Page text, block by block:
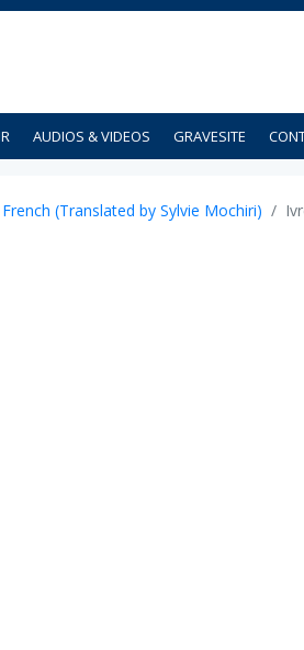
AUDIOS & VIDEOS GRAVESITE
(Translated by Sylvie Mochiri)